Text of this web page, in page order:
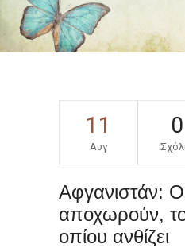
11
Αυγ
0
Αφγανιστάν:
αποχωρούν,
οπίου ανθίζει